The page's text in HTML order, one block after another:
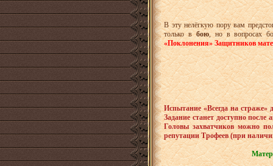
В эту нелёгкую пору вам
только вбою, но в вопросах
«Поклонения» Защитников
Испытание «Всегда на страже»
Задание станет доступно после
Головы захватчиков можно
репутации Трофеев (при